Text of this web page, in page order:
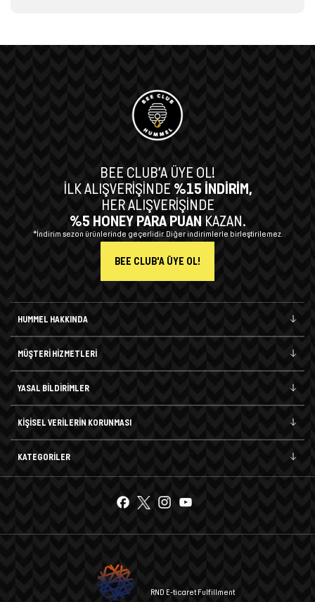
HUMMEL HAKKINDA
MÜŞTERİ HİZMETLERİ
YASAL BİLDİRİMLER
KİŞİSEL VERİLERİN KORUNMASI
KATEGORİLER
BEE CLUB’A ÜYE OL!
İLK ALIŞVERİŞİNDE %15 İNDİRİM,
HER ALIŞVERİŞİNDE
%5 HONEY PARA PUAN KAZAN.
*İndirim sezon ürünlerinde geçerlidir. Diğer indirimlerle birleştirilemez.
BEE CLUB'A ÜYE OL!
RND E-ticaret Fulfillment